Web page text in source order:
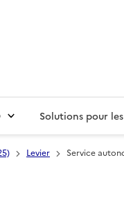
Solutions pour
Levier Service